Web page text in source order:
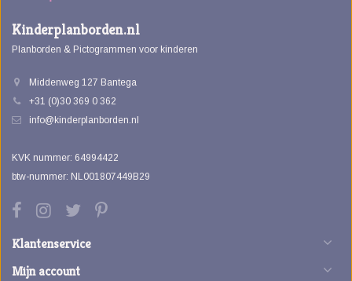
Kinderplanborden.nl
Planborden & Pictogrammen voor kinderen
Middenweg 127 Bantega
+31 (0)30 369 0 362
info@kinderplanborden.nl
KVK nummer: 64994422
btw-nummer: NL001807449B29
Klantenservice
Mijn account